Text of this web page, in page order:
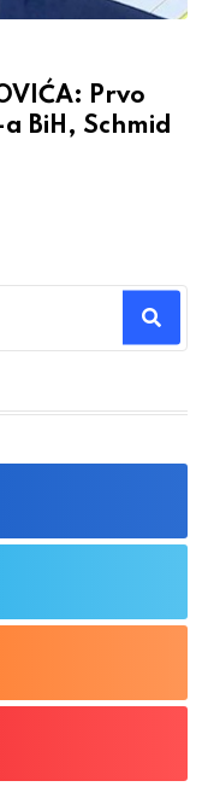
UZBUNA U
Schmidta da